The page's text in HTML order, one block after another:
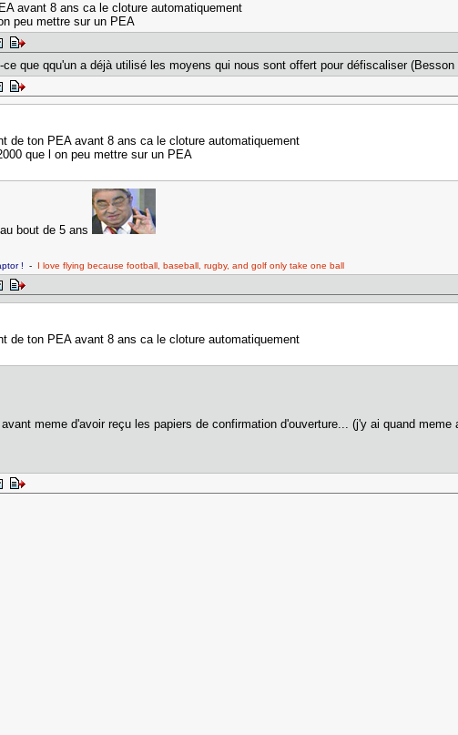
avant 8 ans ca le cloture automatiquement
peu mettre sur un PEA
que qqu'un a déjà utilisé les moyens qui nous sont offert pour défiscaliser
de ton PEA avant 8 ans ca le cloture automatiquement
que l on peu mettre sur un PEA
bout de 5 ans
!
- I love flying because football, baseball, rugby, and golf only take one ball
de ton PEA avant 8 ans ca le cloture automatiquement
meme d'avoir reçu les papiers de confirmation d'ouverture... (j'y ai quand